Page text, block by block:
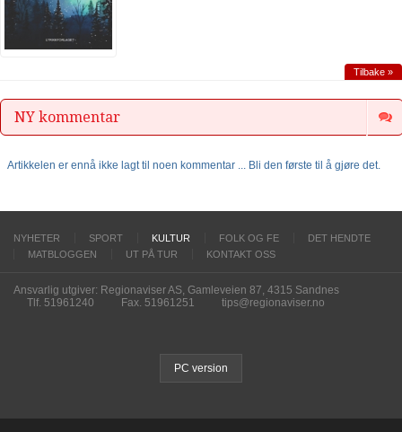
Tilbake »
NY kommentar
Artikkelen er ennå ikke lagt til noen kommentar ... Bli den første til å gjøre det.
NYHETER SPORT KULTUR FOLK OG FE
DET HENDTE
MATBLOGGEN
UT PÅ TUR KONTAKT OSS
Ansvarlig utgiver: Regionaviser AS, Gamleveien 87, 4315 Sandnes
Tlf. 51961240
Fax. 51961251 tips@regionaviser.no
PC version